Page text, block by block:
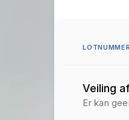
Veiling
Er kan